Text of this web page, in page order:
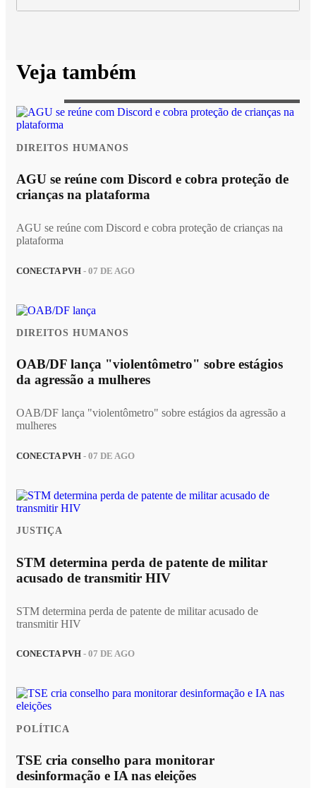
Veja também
DIREITOS HUMANOS
AGU se reúne com Discord e cobra proteção de
crianças na plataforma
AGU se reúne com Discord e cobra proteção de crianças na
plataforma
CONECTA PVH - 07 DE AGO
DIREITOS HUMANOS
OAB/DF lança "violentômetro" sobre estágios
da agressão a mulheres
OAB/DF lança "violentômetro" sobre estágios da agressão a
mulheres
CONECTA PVH - 07 DE AGO
JUSTIÇA
STM determina perda de patente de militar
acusado de transmitir HIV
STM determina perda de patente de militar acusado de
transmitir HIV
CONECTA PVH - 07 DE AGO
POLÍTICA
TSE cria conselho para monitorar
desinformação e IA nas eleições